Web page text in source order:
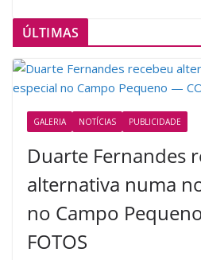
ÚLTIMAS
GALERIA NOTÍCIAS PUBLICIDADE
Duarte Fernandes
alternativa numa
no Campo
FOTOS